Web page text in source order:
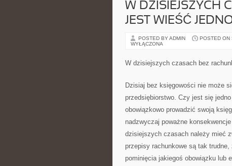
W DZISIEJSZYCH
JEST WIEŚĆ
POSTED BY ADMIN POSTED ON
WYŁĄCZONA
W dzisiejszych czasach bez
Dzisiaj bez księgowości nie może
przedsiębiorstwo. Czy jest się
obowiązkowo prowadzić swoją
nadzwyczaj poważne
dzisiejszych czasach należy mieć
przepisy rachunkowe są tak trudne,
pominięcia jakiegoś obowiązku lub